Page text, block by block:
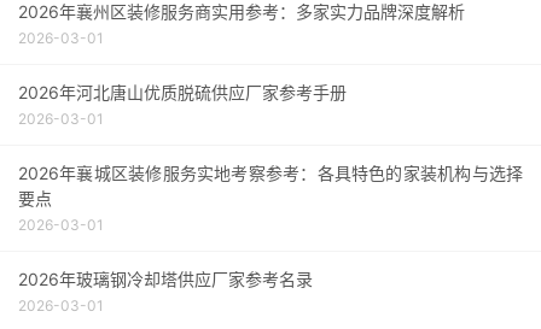
2026年襄州区装修服务商实用参考：多家实力品牌深度解析
2026-03-01
2026年河北唐山优质脱硫供应厂家参考手册
2026-03-01
2026年襄城区装修服务实地考察参考：各具特色的家装机构与选择
要点
2026-03-01
2026年玻璃钢冷却塔供应厂家参考名录
2026-03-01